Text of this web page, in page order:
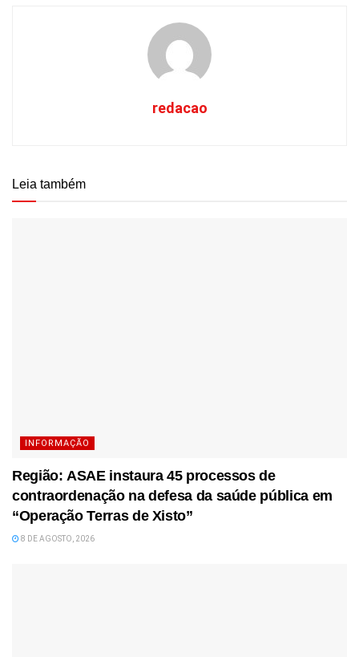
redacao
Leia também
INFORMAÇÃO
Região: ASAE instaura 45 processos de
contraordenação na defesa da saúde pública em
“Operação Terras de Xisto”
8 DE AGOSTO, 2026